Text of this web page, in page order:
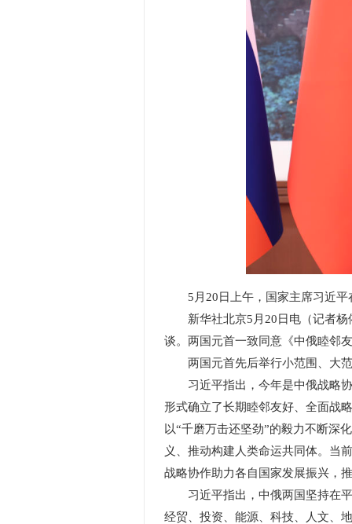
5月20日上午，国家主席习近
新华社北京5月20日电（记者杨
谈。两国元首一致同意《中俄睦邻
两国元首先后举行小范围、大范
习近平指出，今年是中俄战略协
形式确立了长期睦邻友好、全面战
以“千磨万击还坚劲”的毅力不断深
义、推动构建人类命运共同体。当
战略协作助力各自国家发展振兴，
习近平指出，中俄两国坚持在平
经贸、投资、能源、科技、人文、